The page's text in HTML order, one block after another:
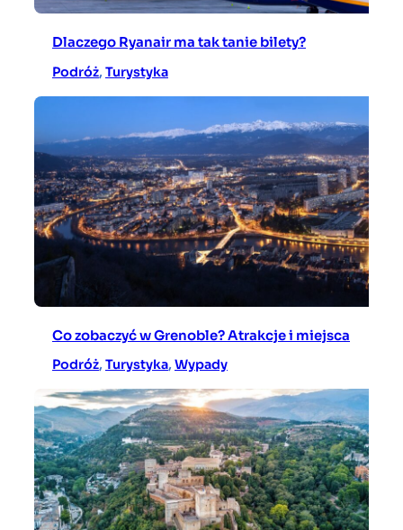
Dlaczego Ryanair ma tak tanie bilety?
Podróż, Turystyka
Co zobaczyć w Grenoble? Atrakcje i miejsca
Podróż, Turystyka, Wypady